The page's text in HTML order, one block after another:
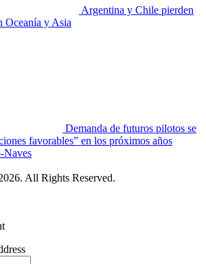
Argentina y Chile pierden
Oceanía y Asia
Demanda de futuros pilotos se
favorables” en los próximos años
All Rights Reserved.